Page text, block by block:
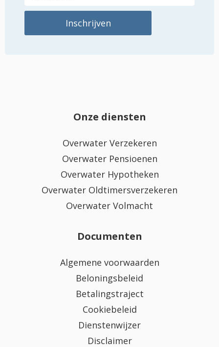
Onze diensten
Overwater Verzekeren
Overwater Pensioenen
Overwater Hypotheken
Overwater Oldtimersverzekeren
Overwater Volmacht
Documenten
Algemene voorwaarden
Beloningsbeleid
Betalingstraject
Cookiebeleid
Dienstenwijzer
Disclaimer